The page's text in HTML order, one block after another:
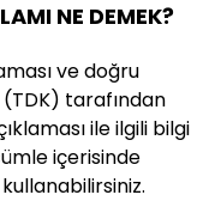
NE DEMEK?
ve doğru
(TDK) tarafından
ile ilgili bilgi
içerisinde